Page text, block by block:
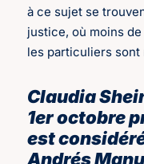
à ce sujet se
justice, où moins
les particuliers sont
Claudia
1er octobre
est
Andrés